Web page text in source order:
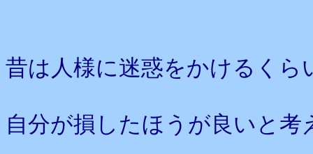
昔は人様に迷惑をかけるくら
自分が損したほうが良いと